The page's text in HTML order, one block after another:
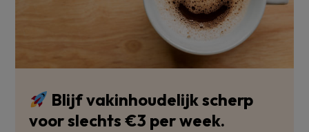
Blijf vakinhoudelijk scherp
voor slechts €3 per week.